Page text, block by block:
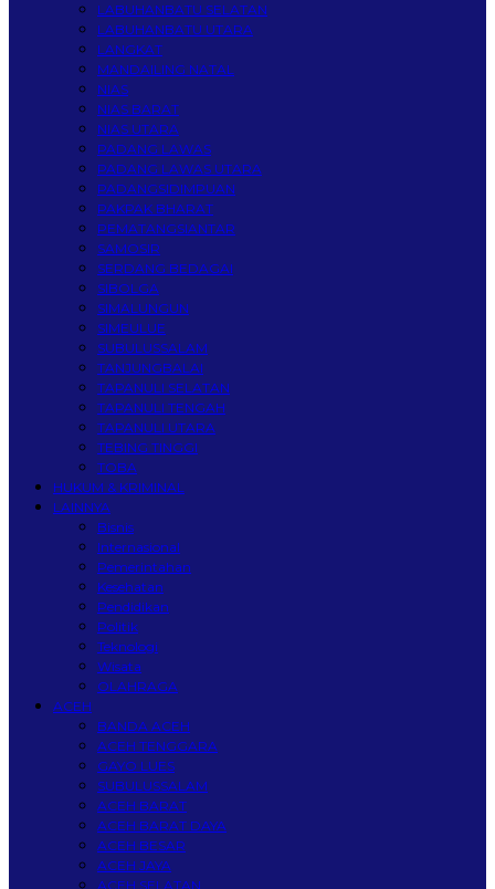
LABUHANBATU SELATAN
LABUHANBATU UTARA
LANGKAT
MANDAILING NATAL
NIAS
NIAS BARAT
NIAS UTARA
PADANG LAWAS
PADANG LAWAS UTARA
PADANGSIDIMPUAN
PAKPAK BHARAT
PEMATANGSIANTAR
SAMOSIR
SERDANG BEDAGAI
SIBOLGA
SIMALUNGUN
SIMEULUE
SUBULUSSALAM
TANJUNGBALAI
TAPANULI SELATAN
TAPANULI TENGAH
TAPANULI UTARA
TEBING TINGGI
TOBA
HUKUM & KRIMINAL
LAINNYA
Bisnis
Internasional
Pemerintahan
Kesehatan
Pendidikan
Politik
Teknologi
Wisata
OLAHRAGA
ACEH
BANDA ACEH
ACEH TENGGARA
GAYO LUES
SUBULUSSALAM
ACEH BARAT
ACEH BARAT DAYA
ACEH BESAR
ACEH JAYA
ACEH SELATAN